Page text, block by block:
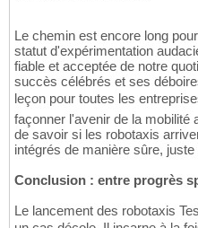
Le chemin est encore long
statut d'expérimentation
fiable et acceptée de notre
succès célébrés et ses
leçon pour toutes les
façonner l'avenir de la mobilité
de savoir si les robotaxis
intégrés de manière sûre,
Conclusion : entre progrès
Le lancement des robotaxis